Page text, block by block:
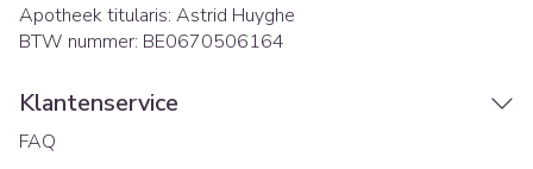
Apotheek titularis: Astrid Huyghe
BTW nummer: BE0670506164
Klantenservice
FAQ